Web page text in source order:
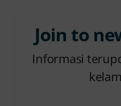
Join to
Informasi